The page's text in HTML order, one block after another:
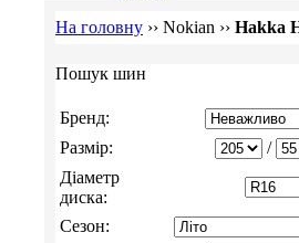
На головну ›› Nokian ›› Hakka
Пошук шин
Бренд:
Размір:
/
Діаметр
диска:
Сезон: